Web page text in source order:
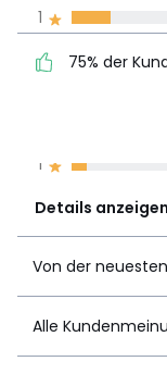
1
4
Details anzeigen
1
75% der
Von der
Alle